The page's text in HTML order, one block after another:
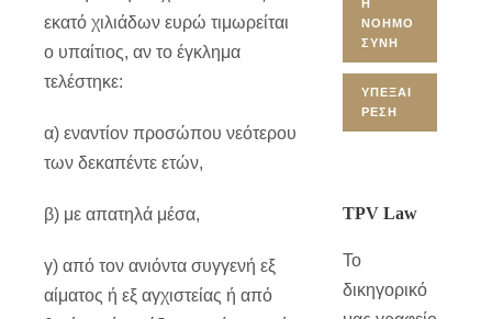
εκατό χιλιάδων ευρώ τιμωρείται
ο υπαίτιος, αν το έγκλημα
τελέστηκε:
α) εναντίον προσώπου νεότερου
των δεκαπέντε ετών,
β) με απατηλά μέσα,
γ) από τον ανιόντα συγγενή εξ
αίματος ή εξ αγχιστείας ή από
Ή
ΝΟΗΜΟ
ΣΎΝΗ
ΥΠΕΞΑΊ
ΡΕΣΗ
TPV Law
Το
δικηγορικό